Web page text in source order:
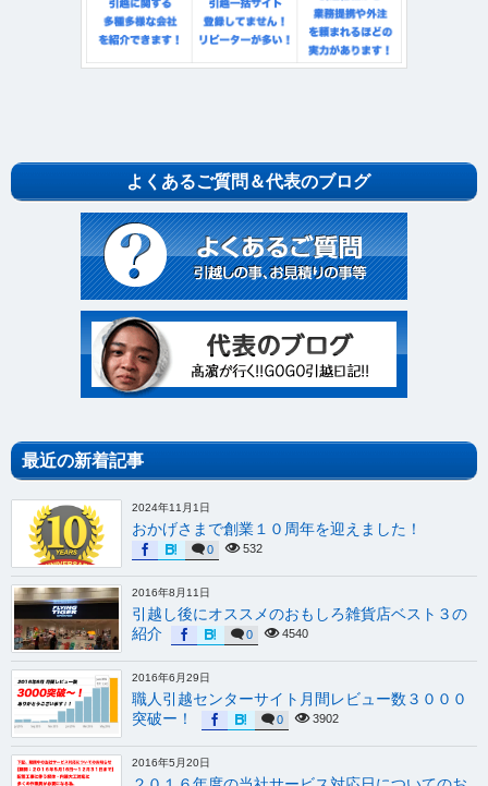
よくあるご質問＆代表のブログ
最近の新着記事
2024年11月1日
おかげさまで創業１０周年を迎えました！
0 532
2016年8月11日
引越し後にオススメのおもしろ雑貨店ベスト３の
紹介
0 4540
2016年6月29日
職人引越センターサイト月間レビュー数３０００
突破ー！
0 3902
2016年5月20日